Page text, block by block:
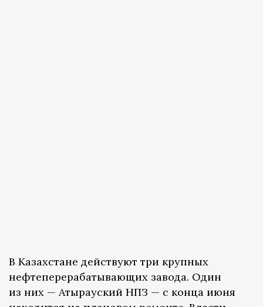
В Казахстане действуют три крупных
нефтеперерабатывающих завода. Один
из них — Атырауский НПЗ — с конца июня